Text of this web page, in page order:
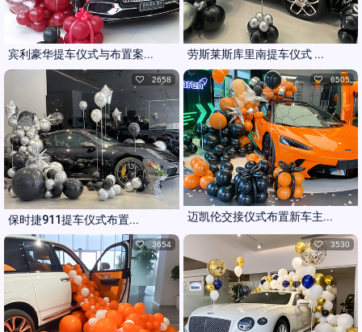
宾利豪华提车仪式与布置案... 劳斯莱斯库里南提车仪式 ...
保时捷911提车仪式布置...
2658
迈凯伦交接仪式布置新车主...
6505
3654 3530